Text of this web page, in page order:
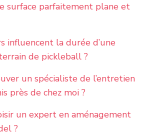
surface parfaitement plane et
influencent la durée d’une
de pickleball ?
un spécialiste de l’entretien
près de chez moi ?
un expert en aménagement
?